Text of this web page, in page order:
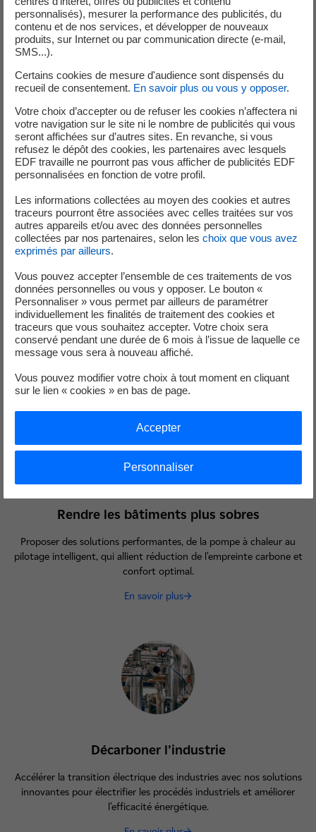
Nous développons des solutions innovantes pour
remplacer au quotidien les énergies fossiles par une
solutions permettent de gagner en performance et en
énergétique et de réduire massivement les émissions de
CO2.
Se déplacer autrement
Accompagner l'essor de la mobilité électrique avec des
infrastructures de recharge intelligentes et des offres adaptées.
Rendre les bâtiments plus sobres
Proposer des solutions performantes, de la pompe à chaleur au
pilotage intelligent, qui allient réduction de l'empreinte carbone et
confort optimal.
En savoir plus
Décarboner l’industrie
Accélérer la transition électrique des industries avec nos solutions
innovantes pour électrifier les procédés industriels et améliorer
l’efficacité énergétique.
personnalisés), mesurer la performance des publicités, du
contenu et de nos services, et développer de nouveaux
produits, sur Internet ou par communication directe (e-mail,
SMS...).
Certains cookies de mesure d'audience sont dispensés du
recueil de consentement. En savoir plus ou vous y opposer.
Votre choix d’accepter ou de refuser les cookies n’affectera ni
votre navigation sur le site ni le nombre de publicités qui vous
seront affichées sur d’autres sites. En revanche, si vous
refusez le dépôt des cookies, les partenaires avec lesquels
EDF travaille ne pourront pas vous afficher de publicités EDF
personnalisées en fonction de votre profil.
Les informations collectées au moyen des cookies et autres
traceurs pourront être associées avec celles traitées sur vos
autres appareils et/ou avec des données personnelles
collectées par nos partenaires, selon les choix que vous avez
exprimés par ailleurs.
Vous pouvez accepter l’ensemble de ces traitements de vos
données personnelles ou vous y opposer. Le bouton «
Personnaliser » vous permet par ailleurs de paramétrer
individuellement les finalités de traitement des cookies et
traceurs que vous souhaitez accepter. Votre choix sera
conservé pendant une durée de 6 mois à l’issue de laquelle ce
message vous sera à nouveau affiché.
Vous pouvez modifier votre choix à tout moment en cliquant
sur le lien « cookies » en bas de page.
Personnaliser
Accepter